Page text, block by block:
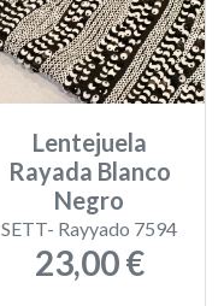
Lentejuela
Rayada Blanco
Negro
SETT- Rayyado 7594
23,00 €